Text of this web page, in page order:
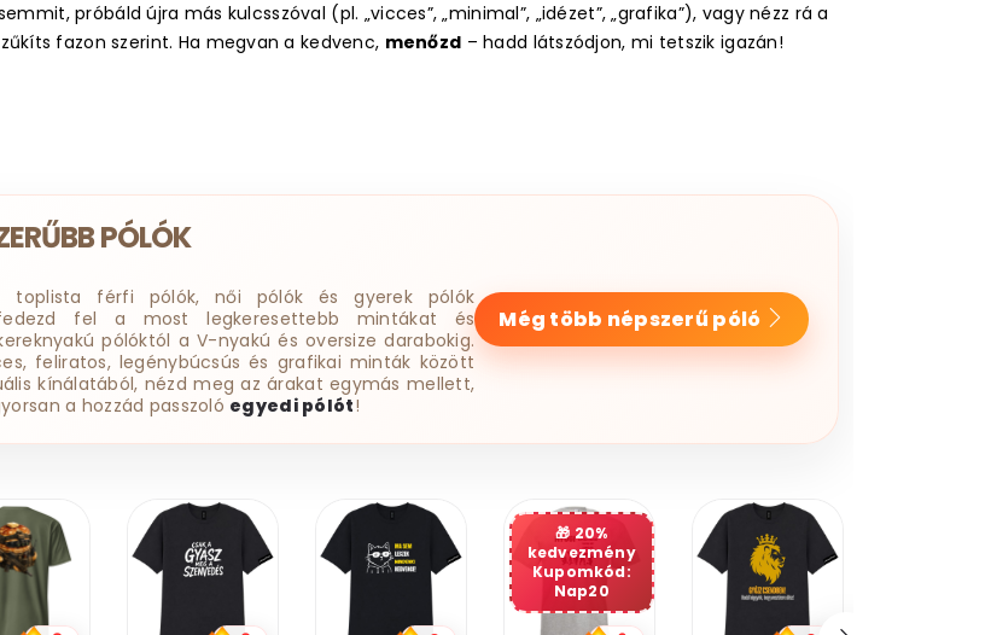
próbáld újra más kulcsszóval (pl. „vicces”, „minimal”, „idézet”, „grafika”), vagy nézz rá a
fazon szerint. Ha megvan a kedvenc, menőzd – hadd látszódjon, mi tetszik igazán!
PÓLÓK
toplista férfi pólók, női pólók és gyerek pólók
fel a most legkeresettebb mintákat és
pólóktól a V-nyakú és oversize darabokig.
feliratos, legénybúcsús és grafikai minták között
kínálatából, nézd meg az árakat egymás mellett,
a hozzád passzoló egyedi pólót!
Még több népszerű póló
kedvezmény
Kupomkód: